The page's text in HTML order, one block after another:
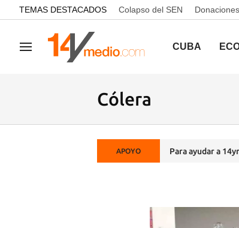
common.go-to-content
TEMAS DESTACADOS Colapso del SEN Donaciones
Navegación CUBA
Cólera
APOYO Para ayudar a